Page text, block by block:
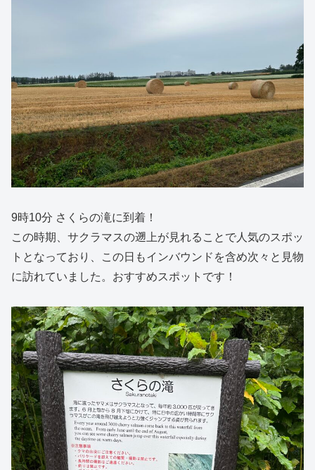
9時10分 さくらの滝に到着！
この時期、サクラマスの遡上が見れることで人気のスポッ
トとなっており、この日もインバウンドを含め次々と見物
に訪れていました。おすすめスポットです！